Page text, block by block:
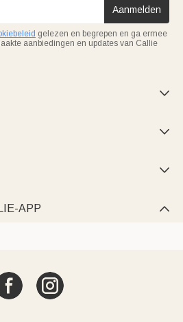
Aanmelden
gelezen en begrepen en ga ermee
aanbiedingen en updates van Callie



APP 